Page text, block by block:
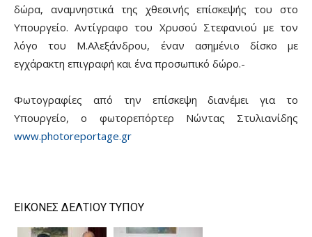
δώρα, αναμνηστικά της χθεσινής επίσκεψής του στο
Υπουργείο. Αντίγραφο του Χρυσού Στεφανιού με τον
λόγο του Μ.Αλεξάνδρου, έναν ασημένιο δίσκο με
εγχάρακτη επιγραφή και ένα προσωπικό δώρο.-
Φωτογραφίες από την επίσκεψη διανέμει για το
Υπουργείο, ο φωτορεπόρτερ Νώντας Στυλιανίδης
www.photoreportage.gr
ΕΙΚΟΝΕΣ ΔΕΛΤΙΟΥ ΤΥΠΟΥ